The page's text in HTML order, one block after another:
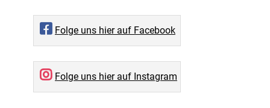
Folge uns hier auf Facebook
Folge uns hier auf Instagram